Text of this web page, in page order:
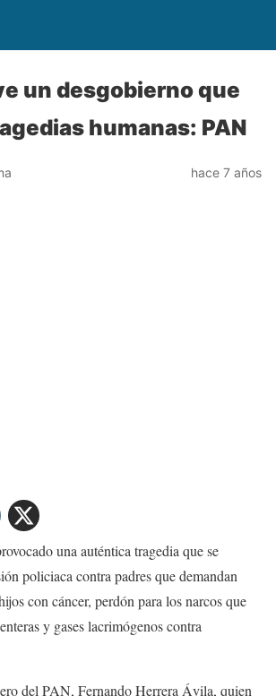
un desgobierno que
humanas: PAN
hace 7 años
una auténtica tragedia que se
policiaca contra padres que demandan
con cáncer, perdón para los narcos que
y gases lacrimógenos contra
del PAN, Fernando Herrera Ávila, quien